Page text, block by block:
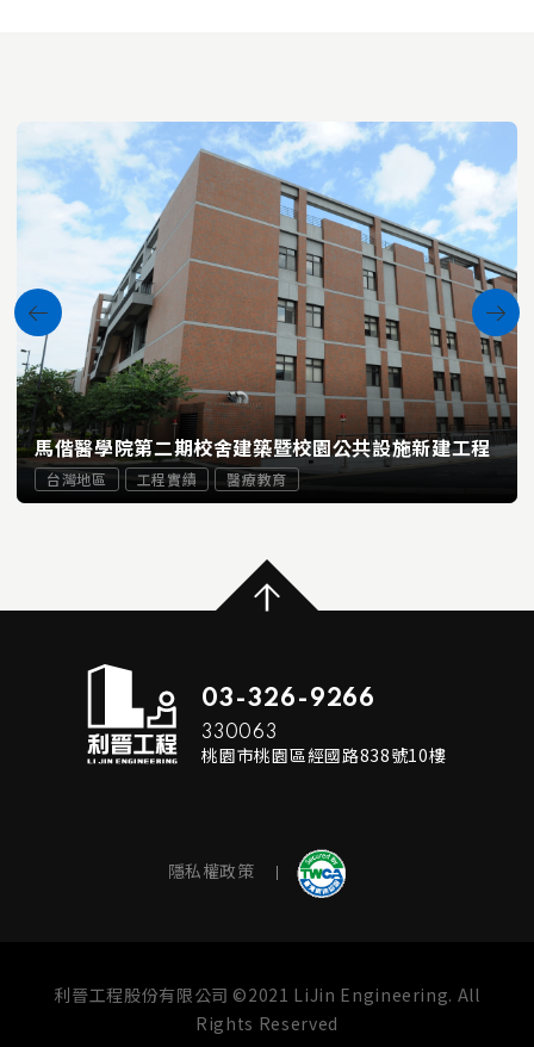
馬偕醫學院第二期校舍建築暨校園公共設施新建工程
台灣地區 工程實績 醫療教育
03-326-9266
330063
桃園市桃園區經國路838號10樓
隱私權政策
利晉工程股份有限公司 ©2021 LiJin Engineering. All
Rights Reserved